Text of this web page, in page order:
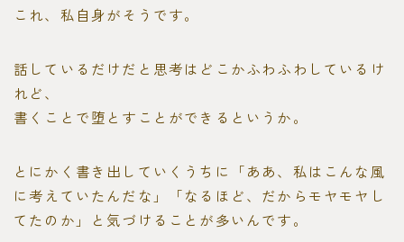
これ、私自身がそうです。
話しているだけだと思考はどこかふわふわしているけ
れど、
書くことで堕とすことができるというか。
とにかく書き出していくうちに「ああ、私はこんな風
に考えていたんだな」「なるほど、だからモヤモヤし
てたのか」と気づけることが多いんです。